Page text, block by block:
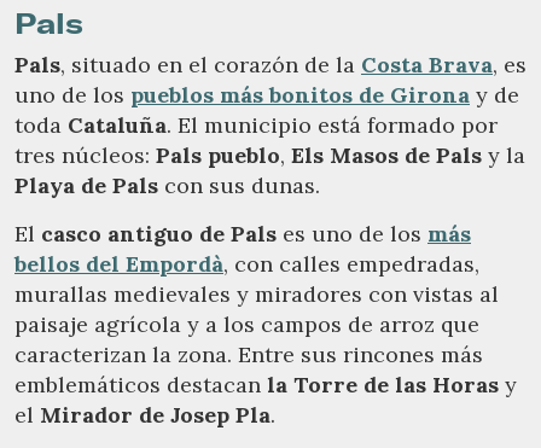
Pals
Pals, situado en el corazón de la Costa Brava, es
uno de los pueblos más bonitos de Girona y de
toda Cataluña. El municipio está formado por
tres núcleos: Pals pueblo, Els Masos de Pals y la
Playa de Pals con sus dunas.
El casco antiguo de Pals es uno de los más
bellos del Empordà, con calles empedradas,
murallas medievales y miradores con vistas al
paisaje agrícola y a los campos de arroz que
caracterizan la zona. Entre sus rincones más
emblemáticos destacan la Torre de las Horas y
el Mirador de Josep Pla.